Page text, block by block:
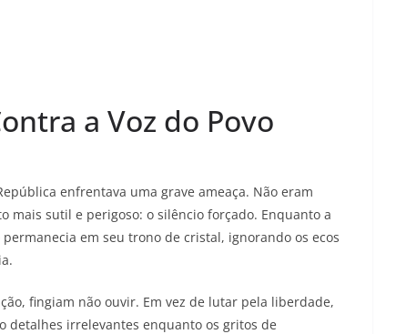
a Voz do Povo
enfrentava uma grave ameaça. Não eram
mais sutil e perigoso: o silêncio forçado. Enquanto a
em seu trono de cristal, ignorando os ecos
fingiam não ouvir. Em vez de lutar pela liberdade,
detalhes irrelevantes enquanto os gritos de